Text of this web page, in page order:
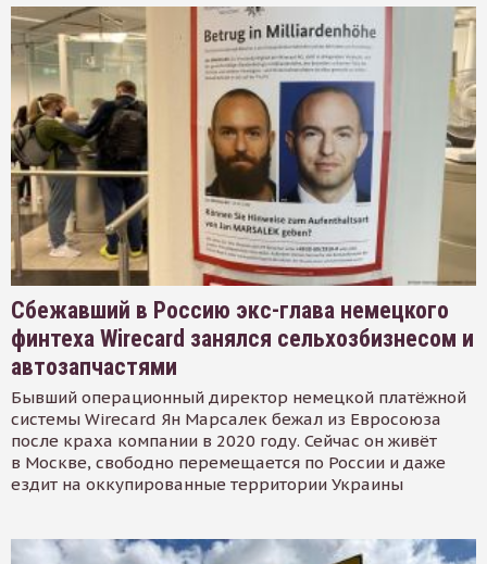
Сбежавший в Россию экс-глава немецкого
финтеха Wirecard занялся сельхозбизнесом и
автозапчастями
Бывший операционный директор немецкой платёжной
системы Wirecard Ян Марсалек бежал из Евросоюза
после краха компании в 2020 году. Сейчас он живёт
в Москве, свободно перемещается по России и даже
ездит на оккупированные территории Украины